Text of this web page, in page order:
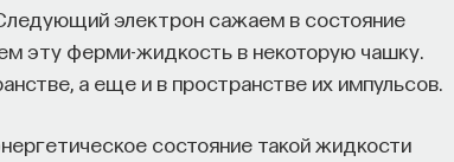
электрон сажаем в состояние
эту ферми-жидкость в некоторую чашку.
а еще и в пространстве их импульсов.
состояние такой жидкости